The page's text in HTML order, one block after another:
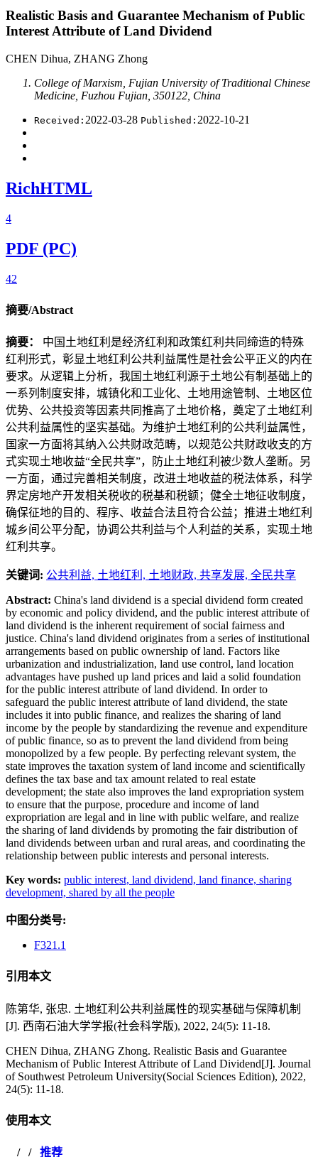
Realistic Basis and Guarantee Mechanism of Public
Interest Attribute of Land Dividend
CHEN Dihua, ZHANG Zhong
College of Marxism, Fujian University of Traditional Chinese
Medicine, Fuzhou Fujian, 350122, China
Received: 2022-03-28 Published: 2022-10-21
RichHTML
4
PDF (PC)
42
摘要/Abstract
摘要： 中国土地红利是经济红利和政策红利共同缔造的特殊
红利形式，彰显土地红利公共利益属性是社会公平正义的内在
要求。从逻辑上分析，我国土地红利源于土地公有制基础上的
一系列制度安排，城镇化和工业化、土地用途管制、土地区位
优势、公共投资等因素共同推高了土地价格，奠定了土地红利
公共利益属性的坚实基础。为维护土地红利的公共利益属性，
国家一方面将其纳入公共财政范畴，以规范公共财政收支的方
式实现土地收益“全民共享”，防止土地红利被少数人垄断。另
一方面，通过完善相关制度，改进土地收益的税法体系，科学
界定房地产开发相关税收的税基和税额；健全土地征收制度，
确保征地的目的、程序、收益合法且符合公益；推进土地红利
城乡间公平分配，协调公共利益与个人利益的关系，实现土地
红利共享。
关键词: 公共利益, 土地红利, 土地财政, 共享发展, 全民共享
Abstract: China's land dividend is a special dividend form created
by economic and policy dividend, and the public interest attribute of
land dividend is the inherent requirement of social fairness and
justice. China's land dividend originates from a series of institutional
arrangements based on public ownership of land. Factors like
urbanization and industrialization, land use control, land location
advantages have pushed up land prices and laid a solid foundation
for the public interest attribute of land dividend. In order to
safeguard the public interest attribute of land dividend, the state
includes it into public finance, and realizes the sharing of land
income by the people by standardizing the revenue and expenditure
of public finance, so as to prevent the land dividend from being
monopolized by a few people. By perfecting relevant system, the
state improves the taxation system of land income and scientifically
defines the tax base and tax amount related to real estate
development; the state also improves the land expropriation system
to ensure that the purpose, procedure and income of land
expropriation are legal and in line with public welfare, and realize
the sharing of land dividends by promoting the fair distribution of
land dividends between urban and rural areas, and coordinating the
relationship between public interests and personal interests.
Key words: public interest, land dividend, land finance, sharing
development, shared by all the people
中图分类号:
F321.1
引用本文
陈第华, 张忠. 土地红利公共利益属性的现实基础与保障机制
[J]. 西南石油大学学报(社会科学版), 2022, 24(5): 11-18.
CHEN Dihua, ZHANG Zhong. Realistic Basis and Guarantee
Mechanism of Public Interest Attribute of Land Dividend[J]. Journal
of Southwest Petroleum University(Social Sciences Edition), 2022,
24(5): 11-18.
使用本文
/ / 推荐